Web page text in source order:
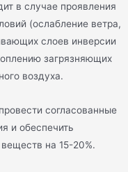
в случае проявления
(ослабление ветра,
слоев инверсии
загрязняющих
воздуха.
согласованные
и обеспечить
на 15-20%.